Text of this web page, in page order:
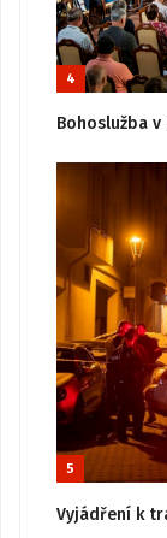
4
Bohoslužba
5
Vyjádření k